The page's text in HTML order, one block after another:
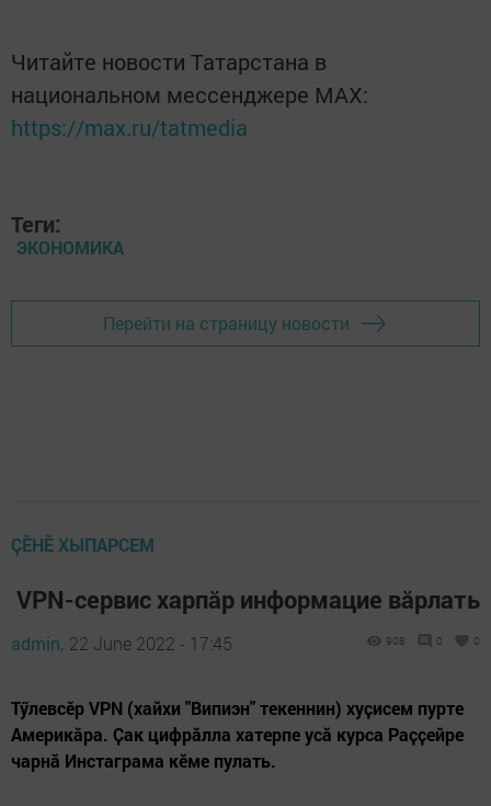
Читайте новости Татарстана в
национальном мессенджере MАХ:
https://max.ru/tatmedia
Теги:
ЭКОНОМИКА
Перейти на страницу новости
ÇӖНӖ ХЫПАРСЕМ
VPN-сервис харпăр информацие вăрлать
admin, 22 June 2022 - 17:45 908 0 0
Тӳлевсӗр VPN (хайхи "Випиэн" текеннин) хуҫисем пурте
Америкӑра. Ҫак цифрӑлла хатерпе усӑ курса Раҫҫейре
чарнӑ Инстаграма кӗме пулать.